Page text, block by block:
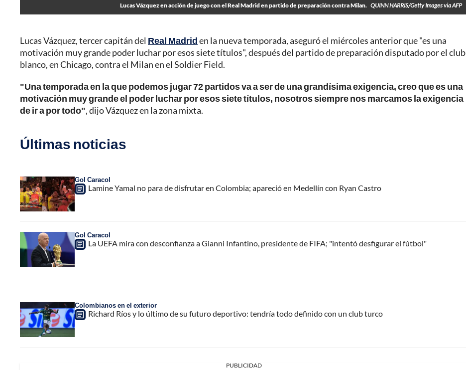
Lucas Vázquez en acción de juego con el Real Madrid en partido de preparación contra Milan. QUINN HARRIS/Getty Images via AFP
Lucas Vázquez, tercer capitán del Real Madriden la nueva temporada, aseguró el miércoles anterior que "es una
motivación muy grande poder luchar por esos siete títulos", después del partido de preparación disputado por el club
blanco, en Chicago, contra el Milan en el Soldier Field.
"Una temporada en la que podemos jugar 72 partidos va a ser de una grandísima exigencia, creo que es una
motivación muy grande el poder luchar por esos siete títulos, nosotros siempre nos marcamos la exigencia
de ir a por todo", dijo Vázquez en la zona mixta.
Últimas noticias
Gol Caracol
Lamine Yamal no para de disfrutar en Colombia; apareció en Medellín con Ryan Castro
Gol Caracol
La UEFA mira con desconfianza a Gianni Infantino, presidente de FIFA; "intentó desfigurar el fútbol"
Colombianos en el exterior
Richard Ríos y lo último de su futuro deportivo: tendría todo definido con un club turco
PUBLICIDAD